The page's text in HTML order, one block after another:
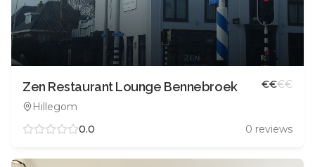
Zen Restaurant Lounge Bennebroek
Hillegom
€€€€
0.0 0 reviews